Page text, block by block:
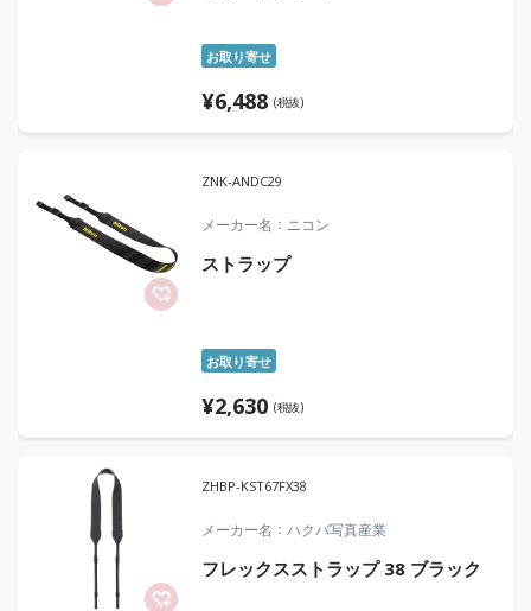
お取り寄せ
¥6,488 (税抜)
ZNK-ANDC29
メーカー名 ニコン
ストラップ
お取り寄せ
¥2,630 (税抜)
ZHBP-KST67FX38
メーカー名 ハクバ写真産業
フレックスストラップ 38 ブラック